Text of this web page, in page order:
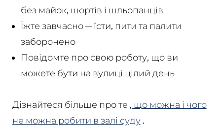
без майок, шортів і шльопанців
Їжте завчасно — їсти, пити та палити
заборонено
Повідомте про свою роботу, що ви
можете бути на вулиці цілий день
Дізнайтеся більше про те , що можна і чого
не можна робити в залі суду.